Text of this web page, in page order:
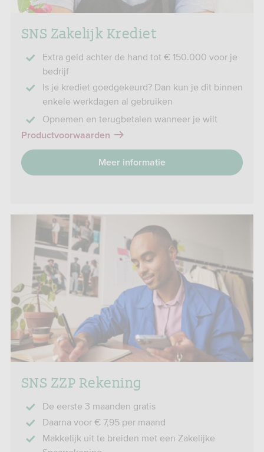
SNS Zakelijk Krediet
Extra geld achter de hand tot € 150.000 voor je
bedrijf
Is je krediet goedgekeurd? Dan kun je dit binnen
enkele werkdagen al gebruiken
Opnemen en terugbetalen wanneer je wilt
Productvoorwaarden
Meer informatie
SNS ZZP Rekening
De eerste 3 maanden gratis
Daarna voor € 7,95 per maand
Makkelijk uit te breiden met een Zakelijke